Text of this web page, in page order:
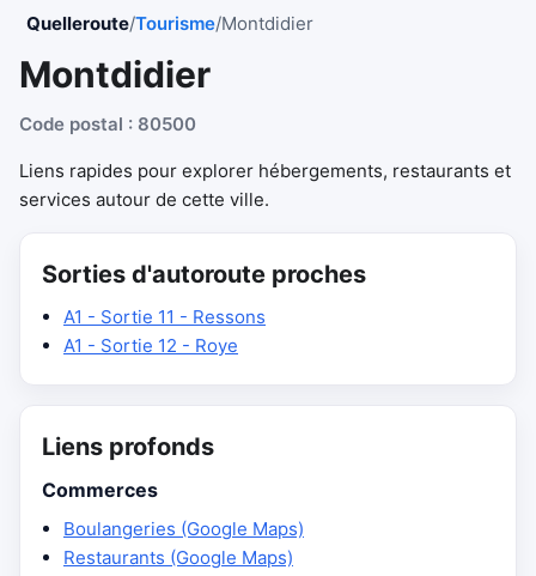
Quelleroute/Tourisme/Montdidier
Montdidier
Code postal : 80500
Liens rapides pour explorer hébergements, restaurants et
services autour de cette ville.
Sorties d'autoroute proches
A1 - Sortie 11 - Ressons
A1 - Sortie 12 - Roye
Liens profonds
Commerces
Boulangeries (Google Maps)
Restaurants (Google Maps)